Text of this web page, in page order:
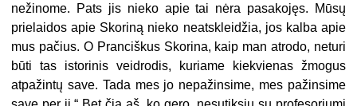
nežinome. Pats jis nieko apie tai nėra pasakojęs. Mūsų
prielaidos apie Skoriną nieko neatskleidžia, jos kalba apie
mus pačius. O Pranciškus Skorina, kaip man atrodo, neturi
būti tas istorinis veidrodis, kuriame kiekvienas žmogus
atpažintų save. Tada mes jo nepažinsime, mes pažinsime